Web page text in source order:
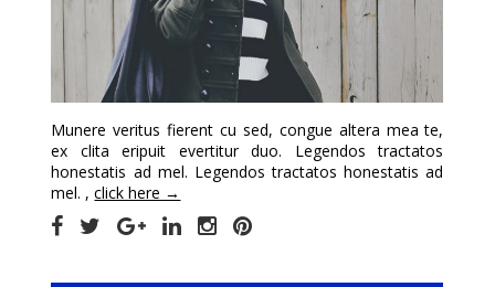
Munere veritus fierent cu sed, congue altera mea te,
ex clita eripuit evertitur duo. Legendos tractatos
honestatis ad mel. Legendos tractatos honestatis ad
mel. ,click here →